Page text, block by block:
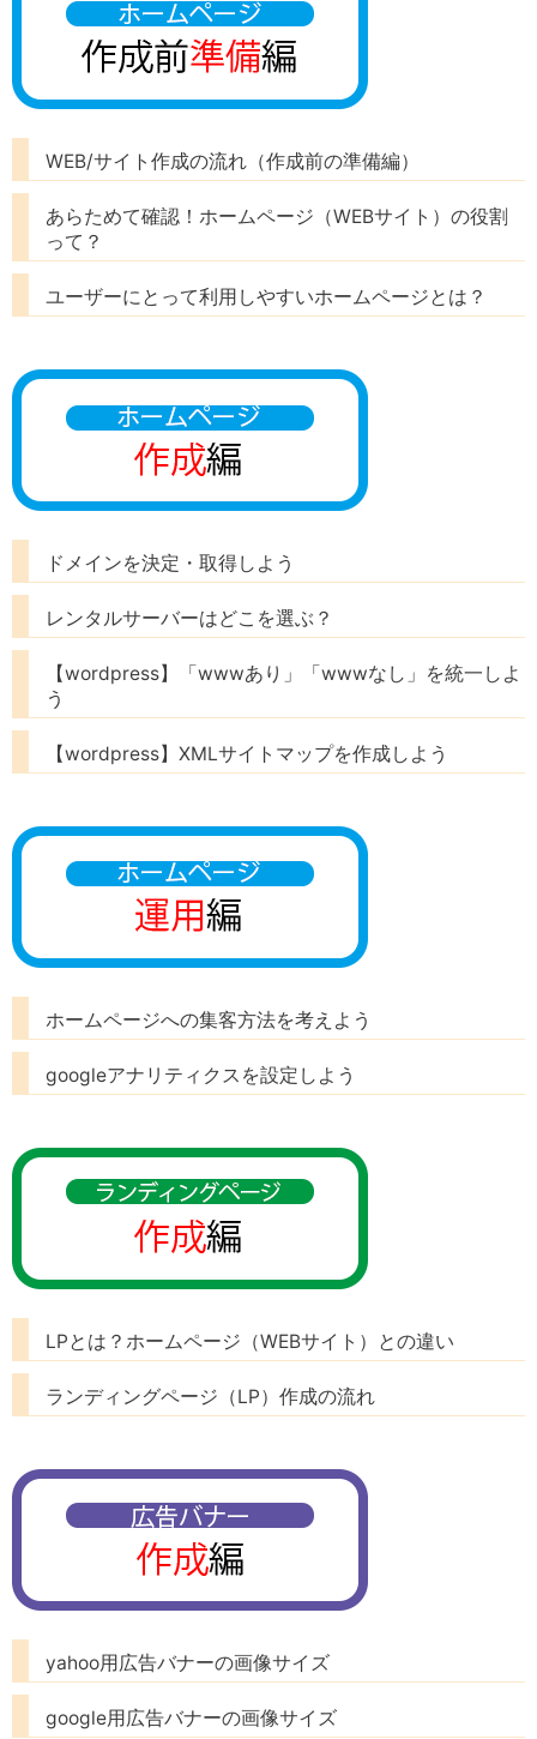
WEB/サイト作成の流れ（作成前の準備編）
あらためて確認！ホームページ（WEBサイト）の役割
って？
ユーザーにとって利用しやすいホームページとは？
ドメインを決定・取得しよう
レンタルサーバーはどこを選ぶ？
【wordpress】「wwwあり」「wwwなし」を統一しよ
う
【wordpress】XMLサイトマップを作成しよう
ホームページへの集客方法を考えよう
googleアナリティクスを設定しよう
LPとは？ホームページ（WEBサイト）との違い
ランディングページ（LP）作成の流れ
yahoo用広告バナーの画像サイズ
google用広告バナーの画像サイズ